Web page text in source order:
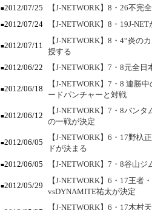
■2012/07/25 【J-NETWORK】8・26不完
■2012/07/24 【J-NETWORK】8・19J-
■2012/07/11
【J-NETWORK】8・4“炎の
授する
■2012/06/22 【J-NETWORK】7・8元全
■2012/06/18
【J-NETWORK】7・8 連勝
ードパンチャーと対戦
■2012/06/12
【J-NETWORK】7・8バン
の一戦が決定
■2012/06/05
【J-NETWORK】6・17野
ドが決まる
■2012/06/05 【J-NETWORK】7・8谷山
■2012/05/29
【J-NETWORK】6・17王
vsDYNAMITE祐太が決定
【J-NETWORK】6・17木